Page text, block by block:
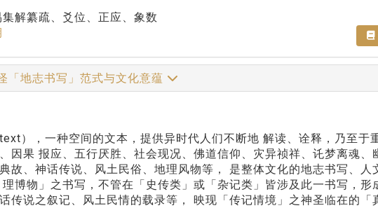
解纂疏、爻位、正应、象数
「地志书写」范式与文化意蕴
），一种空间的文本，提供异时代人们不断地 解读、诠释，乃至于
因果 报应、五行厌胜、社会现况、佛道信仰、灾异祯祥、讬梦离魂、
故、神话传说、风土民俗、地理风物等， 是整体文化的地志书写、人
博物」之书写，不管在「史传类」或「杂记类」皆涉及此一书写，形
传说之叙记、风土民情的载录等， 映现「传记情境」之神圣临在的「